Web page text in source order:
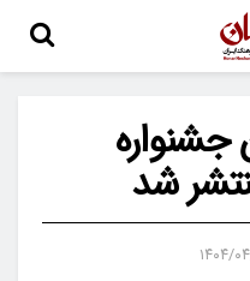
جشنواره
شد
۰۴/۲۸